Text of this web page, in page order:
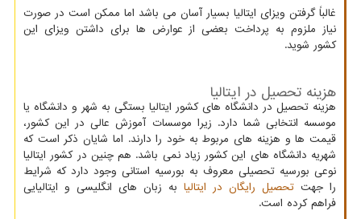
غالباً گرفتن ویزای ایتالیا بسیار آسان می باشد اما ممکن است در صورت
نیاز ملزوم به ‌پرداخت بعضی از عوارض ها برای داشتن ویزای این
کشور شوید.
هزینه تحصیل در ایتالیا
هزینه تحصیل در دانشگاه های کشور ایتالیا بستگی به شهر و دانشگاه یا
موسسه انتخابی شما دارد. زیرا موسسات آموزش عالی در این کشور،
قیمت ها و هزینه های مربوط به خود را دارند. اما شایان ذکر است که
شهریه دانشگاه های این کشور زیاد نمی باشد. هم چنین در کشور ایتالیا
نوعی بورسیه تحصیلی معروف به بورسیه استانی وجود دارد که شرایط
را جهت تحصیل رایگان در ایتالیا به زبان های انگلیسی و ایتالیایی
فراهم کرده است.